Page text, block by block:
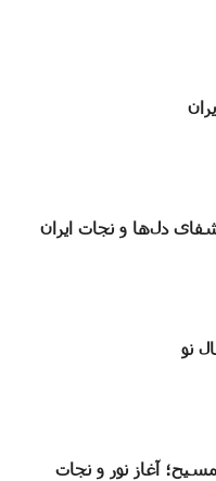
دل‌ها و نجات ایران
نو
آغاز نور و نجات